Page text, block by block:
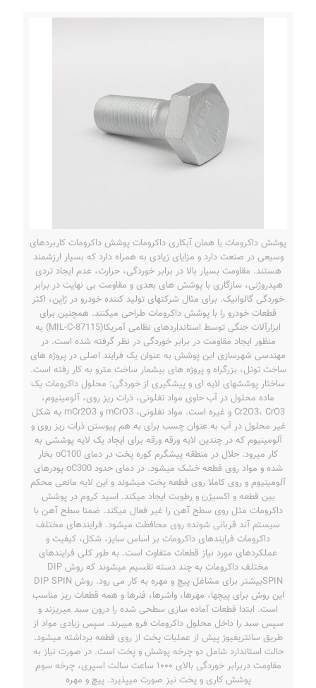
پوشش داکرومات یا همان آبکاری داکرومات پوشش داکرومات کاربردهای
وسیعی در صنعت دارد و مزایای زیادی به همراه دارد که بسیار ارزشمند
هستند. مقاومت بسیار بالا در برابر خوردگی، حرارت، عدم ایجاد تردی
هیدروژنی، سازگاری با پوشش های بعدی و مقاومت بی نهایت در برابر
خوردگی گالوانیک. برای مثال شرکتهای تولید کننده خودرو در ژاپن، اکثر
قطعات خودرو را با پوشش داکرومات طراحی می­کنند. همچنین برای
ابزارآلات جنگی توسط استانداردهای نظامی آمریکا(MIL-C-87115) به
منظور ایجاد مقاومت در برابر خوردگی در نظر گرفته شده است. در
مهندسی شهرسازی این پوشش به عنوان یک فرایند اصلی در پروژه های
ساخت تونل، بزرگراه و پروژه های بیشمار ساخت مترو به کار رفته است.
ساختار پوشش­های لایه­ ای و پیشگیری از خوردگی: محلول داکرومات یک
ماده محلول در آب حاوی مواد تفلونی، ذرات ریز روی، آلومینیوم،
Cr2O3، CrO3 و غیره است. مواد تفلونی، mCrO3 و mCr2O3 به شکل
غیر محلول در آب به عنوان چسب برای به هم پیوستن ذرات ریز روی و
آلومینیوم که در چندین لایه ورقه ورقه برای ایجاد یک لایه پوششی به
کار می­رود. حلال در منطقه پیشگرم کوره پخت در دمای oC100 بخار
شده و مواد روی قطعه خشک می­شود. در دمای حدود oC300 پودرهای
آلومینیوم و روی کاملا روی قطعه پخت می­شوند و این لایه مانعی محکم
بین قطعه و اکسیژن و رطوبت ایجاد می­کند. اسید کروم در پوشش
داکرومات مثل روی سطح آهن را غیر فعال می­کند. ضمنا سطح آهن با
سیستم آند قربانی شونده روی محافظت می­شود. فرایندهای مختلف
داکرومات فرایندهای داکرومات بر اساس سایز، شکل، کیفیت و
عملکردهای مورد نیاز قطعات متفاوت است. به طور کلی فرایندهای
مختلف داکرومات به چند دسته تقسیم میشوند که روش DIP
SPINبیشتر برای مشاغل پیچ و مهره به کار می رود. روش DIP SPIN
این روش برای پیچ­ها، مهرها، واشرها، فنرها و همه قطعات ریز مناسب
است. ابتدا قطعات آماده سازی سطحی شده را درون سبد می­ریزند و
سپس سبد را داخل محلول داکرومات فرو می­برند. سپس زیادی مواد از
طریق سانتریفیوژ پیش از عملیات پخت از روی قطعه برداشته می­شود.
حالت استاندارد شامل دو چرخه پوشش و پخت است. در صورت نیاز به
مقاومت دربرابر خوردگی بالای ۱۰۰۰ ساعت سالت اسپری، چرخه سوم
پوشش کاری و پخت نیز صورت می­پذیرد. پیچ و مهره